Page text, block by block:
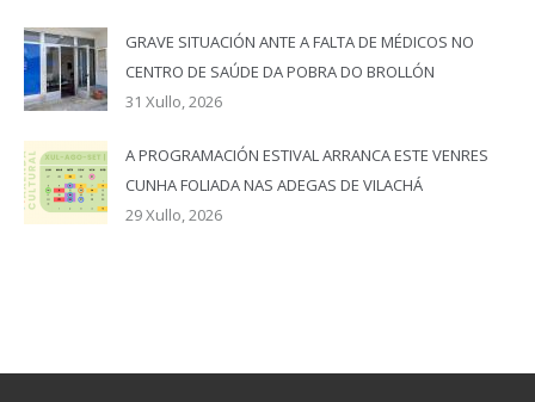
GRAVE SITUACIÓN ANTE A FALTA DE MÉDICOS NO
CENTRO DE SAÚDE DA POBRA DO BROLLÓN
31 Xullo, 2026
A PROGRAMACIÓN ESTIVAL ARRANCA ESTE VENRES
CUNHA FOLIADA NAS ADEGAS DE VILACHÁ
29 Xullo, 2026